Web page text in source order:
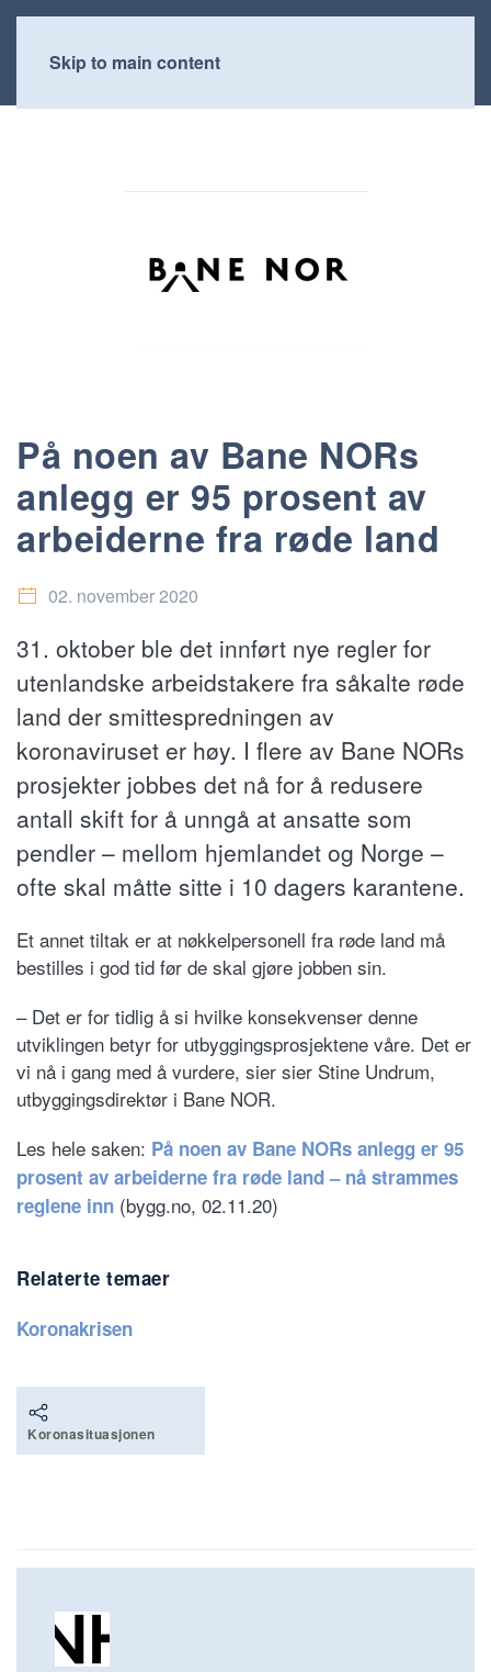
Skip to main content
På noen av Bane NORs
anlegg er 95 prosent av
arbeiderne fra røde land
02. november 2020
31. oktober ble det innført nye regler for
utenlandske arbeidstakere fra såkalte røde
land der smittespredningen av
koronaviruset er høy. I flere av Bane NORs
prosjekter jobbes det nå for å redusere
antall skift for å unngå at ansatte som
pendler – mellom hjemlandet og Norge –
ofte skal måtte sitte i 10 dagers karantene.
Et annet tiltak er at nøkkelpersonell fra røde land må
bestilles i god tid før de skal gjøre jobben sin.
– Det er for tidlig å si hvilke konsekvenser denne
utviklingen betyr for utbyggingsprosjektene våre. Det er
vi nå i gang med å vurdere, sier sier Stine Undrum,
utbyggingsdirektør i Bane NOR.
Les hele saken: På noen av Bane NORs anlegg er 95
prosent av arbeiderne fra røde land – nå strammes
reglene inn (bygg.no, 02.11.20)
Relaterte temaer
Koronakrisen
Koronasituasjonen